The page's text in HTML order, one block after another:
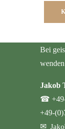
Bei
Jakob
☎
+49-
✉